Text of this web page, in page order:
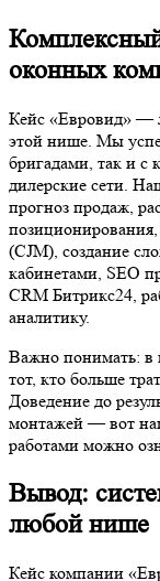
оконных
Кейс «Евровид» —
этой нише. Мы
бригадами, так и
дилерские сети.
прогноз продаж,
(CJM), создание
кабинетами, SEO
CRM Битрикс24,
аналитику.
Важно понимать: в
тот, кто больше
Доведение до
монтажей — вот
работами можно
Вывод:
любой нише
Кейс компании